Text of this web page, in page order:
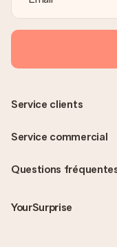
Questions
YourSurprise
Service clients
Service commercial